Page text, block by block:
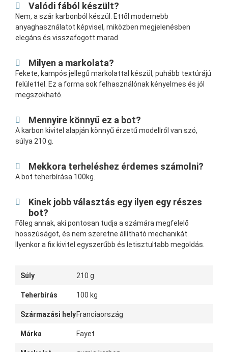
Valódi fából készült?
Nem, a szár karbonból készül. Ettől modernebb
anyaghasználatot képvisel, miközben megjelenésben
elegáns és visszafogott marad.
Milyen a markolata?
Fekete, kampós jellegű markolattal készül, puhább textúrájú
felülettel. Ez a forma sok felhasználónak kényelmes és jól
megszokható.
Mennyire könnyű ez a bot?
A karbon kivitel alapján könnyű érzetű modellről van szó,
súlya 210 g.
Mekkora terheléshez érdemes számolni?
A bot teherbírása 100kg.
Kinek jobb választás egy ilyen egy részes
bot?
Főleg annak, aki pontosan tudja a számára megfelelő
hosszúságot, és nem szeretne állítható mechanikát.
Ilyenkor a fix kivitel egyszerűbb és letisztultabb megoldás.
Súly 210 g
Teherbírás 100 kg
Származási helyFranciaország
Márka Fayet